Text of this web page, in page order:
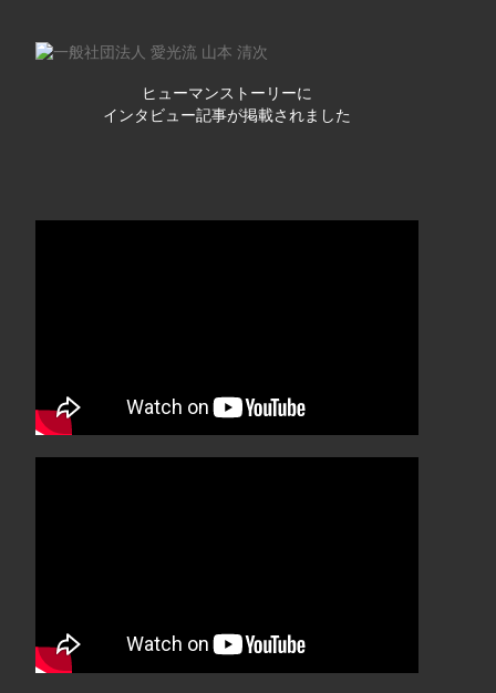
ヒューマンストーリーに
インタビュー記事が掲載されました